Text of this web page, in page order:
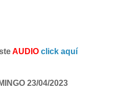
AUDIO click aquí
23/04/2023